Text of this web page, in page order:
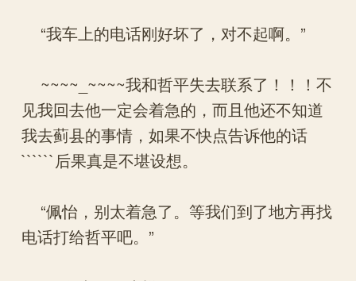
“我车上的电话刚好坏了，对不起啊。”
~~~~_~~~~我和哲平失去联系了！！！不
见我回去他一定会着急的，而且他还不知道
我去蓟县的事情，如果不快点告诉他的话
``````后果真是不堪设想。
“佩怡，别太着急了。等我们到了地方再找
电话打给哲平吧。”